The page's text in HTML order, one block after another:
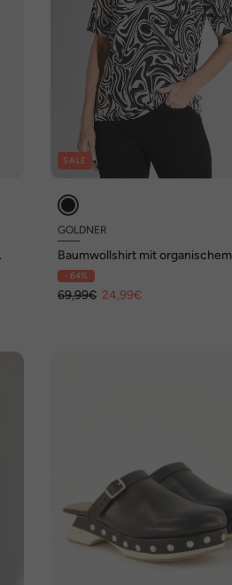
SALE
GOLDNER
Baumwollshirt mit organischem
Muster
- 64%
69,99€ 24,99€